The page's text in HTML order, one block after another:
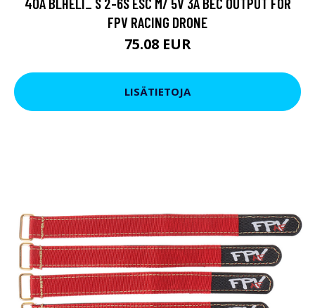
FPV RACING DRONE
75.08 EUR
LISÄTIETOJA